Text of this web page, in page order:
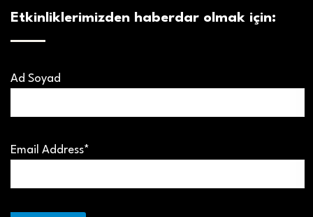
Etkinliklerimizden haberdar olmak için:
Ad Soyad
Email Address*